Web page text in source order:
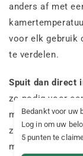
anders af met
voor elk gebruik
te verdelen.
Spuit dan direct
zo nodig voor
moet slechts
zijn. In een paar
mond) moet je
Bedankt voor uw
Log in om uw
5 punten te